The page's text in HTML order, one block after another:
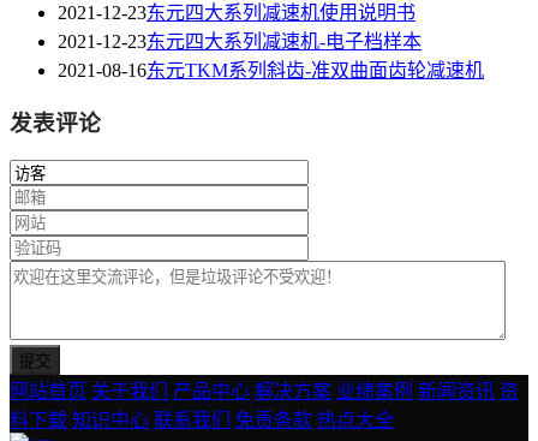
2021-12-23东元四大系列减速机使用说明书
2021-12-23东元四大系列减速机-电子档样本
2021-08-16东元TKM系列斜齿-准双曲面齿轮减速机
发表评论
网站首页 关于我们 产品中心 解决方案 业绩案例 新闻资讯 资
料下载 知识中心 联系我们 免责条款 热点大全